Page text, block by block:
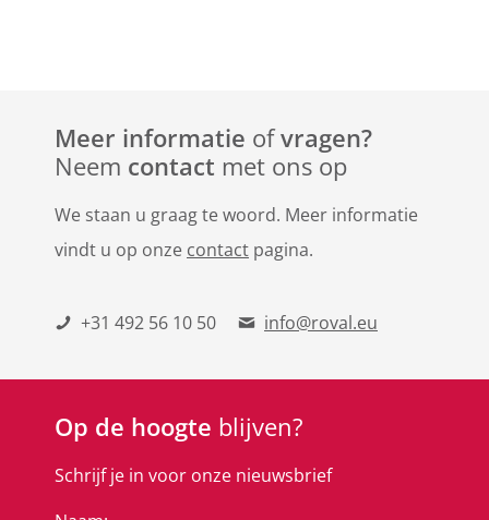
Meer informatie ofvragen?
Neem contact met ons op
We staan u graag te woord. Meer informatie
vindt u op onze contact pagina.
+31 492 56 10 50 info@roval.eu
Op de hoogte blijven?
Schrijf je in voor onze nieuwsbrief